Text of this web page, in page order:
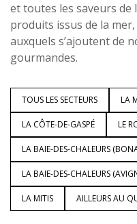
et toutes les saveurs de
produits issus de la
auxquels s’ajoutent de
gourmandes.
TOUS LES SECTEURS LA
LA CÔTE-DE-GASPÉ LE
LA BAIE-DES-CHALEURS
LA BAIE-DES-CHALEURS
LA MITIS AILLEURS AU